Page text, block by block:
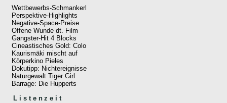
Wettbewerbs-Schmankerl
Perspektive-Highlights
Negative-Space-Preise
Offene Wunde dt. Film
Gangster-Hit 4 Blocks
Cineastisches Gold: Colo
Kaurismäki mischt auf
Körperkino Pieles
Dokutipp: Nichtereignisse
Naturgewalt Tiger Girl
Barrage: Die Hupperts
Listenzeit